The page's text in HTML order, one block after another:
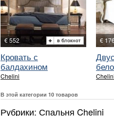
€ 552
Кровать с
балдахином
Chelini
€
В этой категории 10 товаров
Рубрики: Спальня Chelini